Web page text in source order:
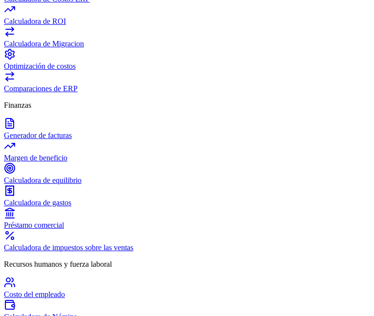
Calculadora de ROI
Calculadora de Migracion
Optimización de costos
Comparaciones de ERP
Finanzas
Generador de facturas
Margen de beneficio
Calculadora de equilibrio
Calculadora de gastos
Préstamo comercial
Calculadora de impuestos sobre las ventas
Recursos humanos y fuerza laboral
Costo del empleado